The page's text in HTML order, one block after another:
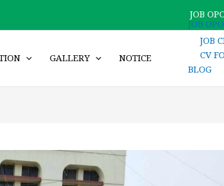
JOB
GALLERY NOTICE
JOB
JOB
CV
BLOG